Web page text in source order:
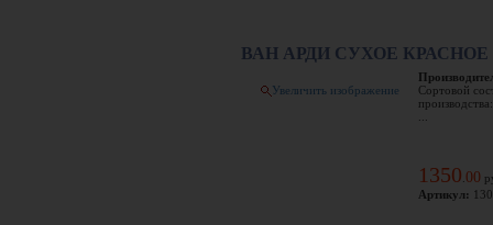
ВАН АРДИ СУХОЕ КРАСНОЕ
Увеличить изображение
Сортовой
1350 00
Артикул: